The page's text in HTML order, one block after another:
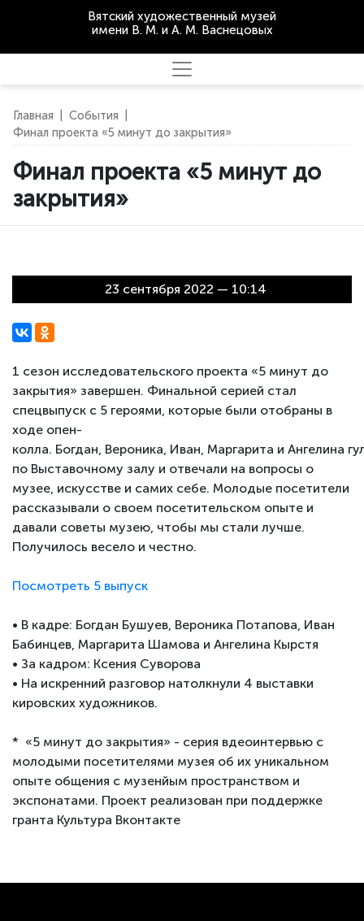
Вятский художественный музей
имени В. М. и А. М. Васнецовых
Главная События
Финал проекта «5 минут до закрытия»
Финал проекта «5 минут до
закрытия»
23 сентября 2022 — 10:14
1 сезон исследовательского проекта «5 минут до
закрытия» завершен. Финальной серией стал
спецвыпуск с 5 героями, которые были отобраны в
ходе опен-
колла. Богдан, Вероника, Иван, Маргарита и Ангелина
по Выставочному залу и отвечали на вопросы о
музее, искусстве и самих себе. Молодые посетители
рассказывали о своем посетительском опыте и
давали советы музею, чтобы мы стали лучше.
Получилось весело и честно.
Посмотреть 5 выпуск
• В кадре: Богдан Бушуев, Вероника Потапова, Иван
Бабинцев, Маргарита Шамова и Ангелина Кырстя
• За кадром: Ксения Суворова
• На искренний разговор натолкнули 4 выставки
кировских художников.
* «5 минут до закрытия» - серия вдеоинтервью с
молодыми посетителями музея об их уникальном
опыте общения с музенйым пространством и
экспонатами. Проект реализован при поддержке
гранта Культура Вконтакте